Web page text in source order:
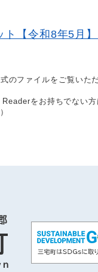
ト【令和8年5月
のファイルをご覧いた
をお持ちでない